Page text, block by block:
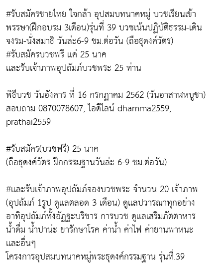
#รับสมัครชายไทย ใจกล้า อุปสมบทนาคหมู่ บวชเรียนเข้า
พรรษา(ฝึกอบรม 3เดือน)รุ่นที่ 39 บวชเน้นปฏิบัติธรรม-เดิน
จงรม-นั่งสมาธิ วันล่ะ6-9 ชม.ต่อวัน (ถือธุดงค์วัตร)
#รับสมัครบวชฟรี เเค่ 25 นาค
เเละรับเจ้าภาพอุปถัมภ์บวชพระ 25 ท่าน
พิธีบวช วันอังคาร ที่ 16 กรกฏาคม 2562 (วันอาสาฬหบูชา)
สอบถาม 0870078607, ไอดีไลน์ dhamma2559,
prathai2559
#รับสมัคร(บวชฟรี) 25 นาค
(ถือธุดงค์วัตร ฝึกกรรมฐานวันล่ะ 6-9 ชม.ต่อวัน)
#เเละรับเจ้าภาพอุปถัมภ์จองบวชพระ จำนวน 20 เจ้าภาพ
(อุปถัมภ์ 1รูป ดูเเลตลอด 3 เดือน) ดูเเลปวารณาทุกอย่าง
อาทิอุปถัมภ์ทั้งอัฏฐะบริขาร การบวช ดูเเลเสริมภัตตาหาร
น้ำดื่ม น้ำปาน่ะ ยารักษาโรค ค่าน้ำ ค่าไฟ ค่ายานพาหนะ
เเละอื่นๆ
โครงการอุปสมบทนาคหมู่พระธุดงค์กรรมฐาน รุ่นที่.39